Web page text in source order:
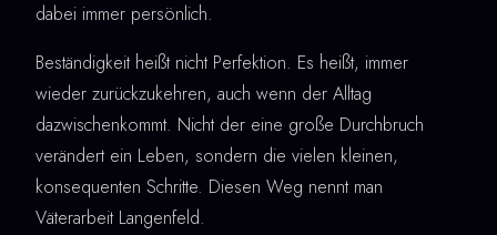
dabei immer persönlich.
Beständigkeit heißt nicht Perfektion. Es heißt, immer
wieder zurückzukehren, auch wenn der Alltag
dazwischenkommt. Nicht der eine große Durchbruch
verändert ein Leben, sondern die vielen kleinen,
konsequenten Schritte. Diesen Weg nennt man
Väterarbeit Langenfeld.